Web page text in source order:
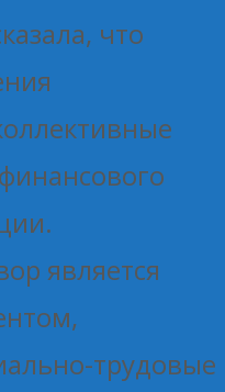
что
является
трудовые